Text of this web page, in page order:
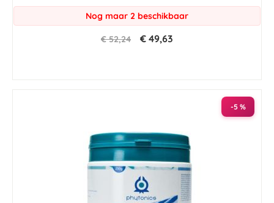
Nog maar 2 beschikbaar
€ 52,24 € 49,63
-5 %